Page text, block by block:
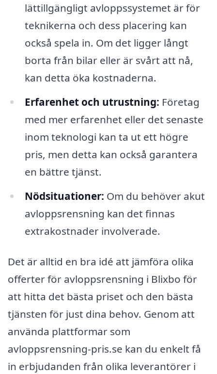
lättillgängligt avloppssystemet är för
teknikerna och dess placering kan
också spela in. Om det ligger långt
borta från bilar eller är svårt att nå,
kan detta öka kostnaderna.
Erfarenhet och utrustning: Företag
med mer erfarenhet eller det senaste
inom teknologi kan ta ut ett högre
pris, men detta kan också garantera
en bättre tjänst.
Nödsituationer: Om du behöver akut
avloppsrensning kan det finnas
extrakostnader involverade.
Det är alltid en bra idé att jämföra olika
offerter för avloppsrensning i Blixbo för
att hitta det bästa priset och den bästa
tjänsten för just dina behov. Genom att
använda plattformar som
avloppsrensning-pris.se kan du enkelt få
in erbjudanden från olika leverantörer i